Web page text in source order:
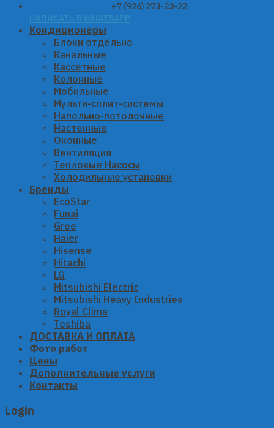
+7 (926) 273-23-22
НАПИСАТЬ В WHATSAPP
Кондиционеры
Блоки отдельно
Канальные
Кассетные
Колонные
Мобильные
Мульти-сплит-системы
Напольно-потолочные
Настенные
Оконные
Вентиляция
Тепловые Насосы
Холодильные установки
Бренды
EcoStar
Funai
Gree
Haier
Hisense
Hitachi
LG
Mitsubishi Electric
Mitsubishi Heavy Industries
Royal Clima
Toshiba
ДОСТАВКА И ОПЛАТА
Фото работ
Цены
Дополнительные услуги
Контакты
Login